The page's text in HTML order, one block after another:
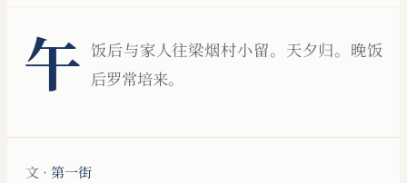
午 饭后与家人往梁烟村小留。天夕归。晚饭
后罗常培来。
文 · 第一街